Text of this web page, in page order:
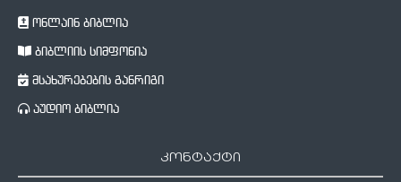
ონლაინ ბიბლია
ბიბლიის სიმფონია
მსახურებების განრიგი
აუდიო ბიბლია
კონტაქტი